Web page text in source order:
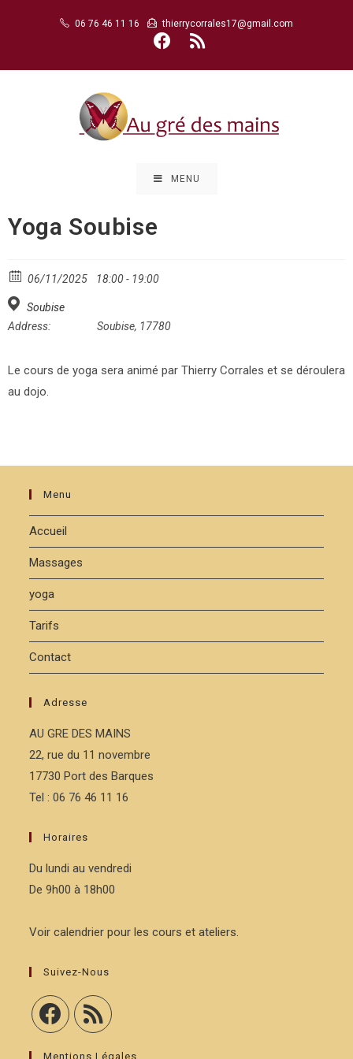
06 76 46 11 16 thierrycorrales17@gmail.com
MENU
Yoga Soubise
06/11/2025 18:00 - 19:00
Soubise
Address:
Soubise, 17780
Le cours de yoga sera animé par Thierry Corrales et se déroulera
au dojo.
Menu
Accueil
Massages
yoga
Tarifs
Contact
Adresse
AU GRE DES MAINS
22, rue du 11 novembre
17730 Port des Barques
Tel : 06 76 46 11 16
Horaires
Du lundi au vendredi
De 9h00 à 18h00
Voir calendrier pour les cours et ateliers.
Suivez-Nous
Mentions Légales